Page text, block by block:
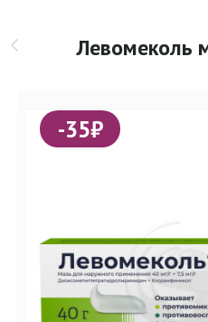
Левомеколь
-35₽